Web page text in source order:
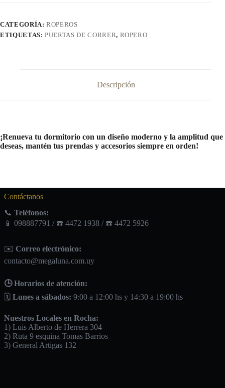
CATEGORÍA:ROPEROS
ETIQUETAS:PUERTAS DE CORRER, ROPERO
Descripción
¡Renueva tu dormitorio con un diseño moderno y la amplitud que
deseas, mantén tus prendas y accesorios siempre en orden!
Contáctanos
📞 Teléfonos:
📱 098887791 / ☎️ 4472 1938 / ☎️ 4472 5926
✉️ Correo electrónico:
contacto@megaluna.com.uy
🕒 Horarios de atención:
🗓️ Lunes a sábados: 9:00 a 12:00 hs y 14:30 a 19:00 hs
Nuestros Locales en Rocha:
1) Luis Alberto de Herrera 304
2) Ruta 9 esquina Tomas Barrios
3) General Artigas 132